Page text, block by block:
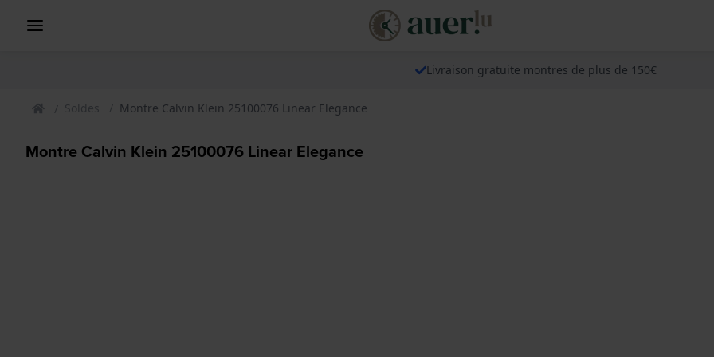
Livraison gratuite montres de plus de 150€
Soldes Montre Calvin Klein 25100076 Linear Elegance
Montre Calvin Klein 25100076 Linear Elegance